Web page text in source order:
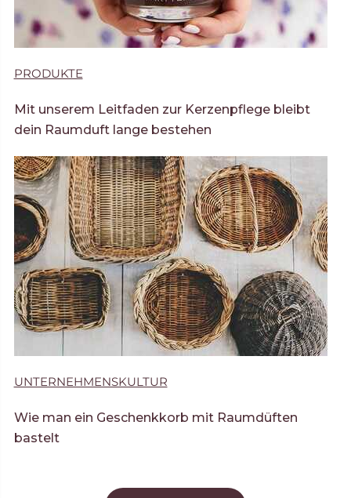
PRODUKTE
Mit unserem Leitfaden zur Kerzenpflege bleibt
dein Raumduft lange bestehen
UNTERNEHMENSKULTUR
Wie man ein Geschenkkorb mit Raumdüften
bastelt